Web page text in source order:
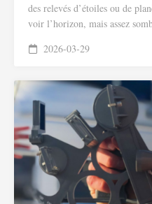
des relevés d’étoiles ou de
voir l’horizon, mais assez
2026-03-29